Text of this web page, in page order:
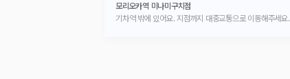
모리오카역 미나미구치점
기차역 밖에 있어요. 지점까지 대중교통으로 이동해주세요.